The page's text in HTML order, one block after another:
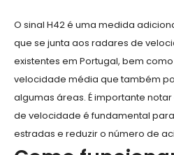
O sinal H42 é uma medida
que se junta aos radares de
existentes em Portugal, bem
velocidade média que também
algumas áreas. É importante
de velocidade é fundamental
estradas e reduzir o número de